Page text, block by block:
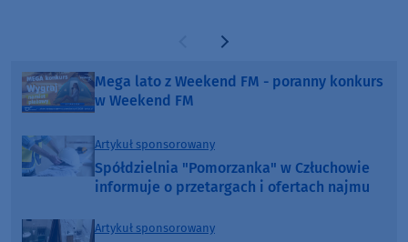
Poprzednia strona
Następna strona
Mega lato z Weekend FM - poranny konkurs
w Weekend FM
Artykuł sponsorowany
Spółdzielnia "Pomorzanka" w Człuchowie
informuje o przetargach i ofertach najmu
Artykuł sponsorowany